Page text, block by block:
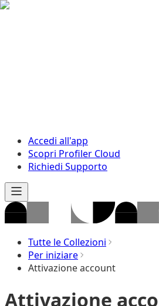
Accedi all'app
Scopri Profiler Cloud
Richiedi Supporto
Tutte le Collezioni
Per iniziare
Attivazione account
Attivazione